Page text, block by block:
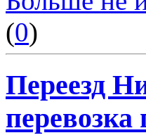
(0)
Переезд
перевозка